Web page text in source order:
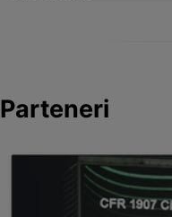
Parteneri